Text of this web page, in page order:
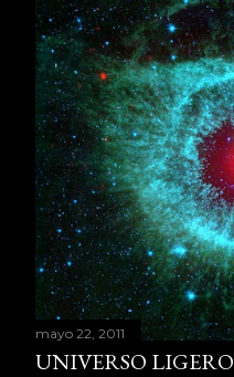
mayo 22, 2011
UNIVERSO LIGERO